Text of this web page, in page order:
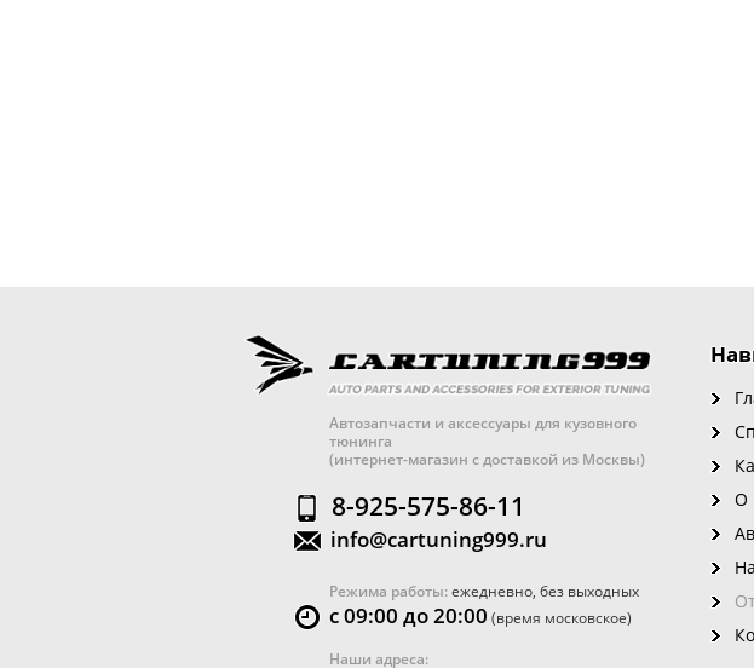
Автозапчасти и аксессуары для кузовного
тюнинга
(интернет-магазин с доставкой из Москвы)
8-925-575-86-11
info@cartuning999.ru
Режима работы:ежедневно, без выходных
с 09:00 до 20:00 (время московское)
Наши адреса:
О